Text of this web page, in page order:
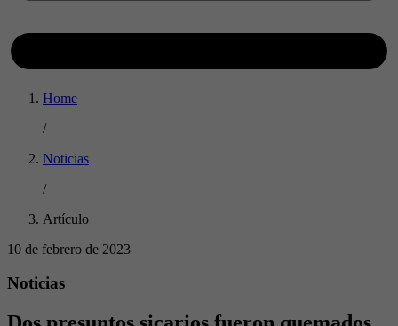
Home
/
Noticias
/
Artículo
10 de febrero de 2023
Noticias